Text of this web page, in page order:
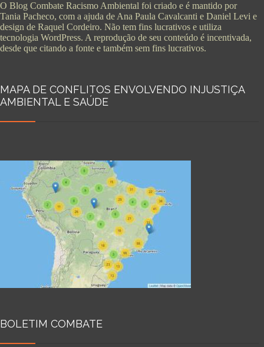
O Blog Combate Racismo Ambiental foi criado e é mantido por
Tania Pacheco, com a ajuda de Ana Paula Cavalcanti e Daniel Levi e
design de Raquel Cordeiro. Não tem fins lucrativos e utiliza
tecnologia WordPress. A reprodução de seu conteúdo é incentivada,
desde que citando a fonte e também sem fins lucrativos.
MAPA DE CONFLITOS ENVOLVENDO INJUSTIÇA
AMBIENTAL E SAÚDE
BOLETIM COMBATE